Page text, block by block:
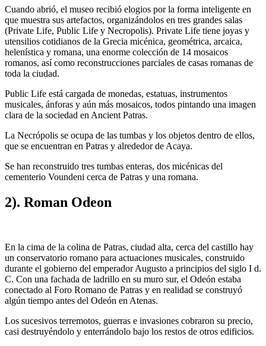
Cuando abrió, el museo recibió elogios por la forma inteligente en
que muestra sus artefactos, organizándolos en tres grandes salas
(Private Life, Public Life y Necropolis). Private Life tiene joyas y
utensilios cotidianos de la Grecia micénica, geométrica, arcaica,
helenística y romana, una enorme colección de 14 mosaicos
romanos, así como reconstrucciones parciales de casas romanas de
toda la ciudad.
Public Life está cargada de monedas, estatuas, instrumentos
musicales, ánforas y aún más mosaicos, todos pintando una imagen
clara de la sociedad en Ancient Patras.
La Necrópolis se ocupa de las tumbas y los objetos dentro de ellos,
que se encuentran en Patras y alrededor de Acaya.
Se han reconstruido tres tumbas enteras, dos micénicas del
cementerio Voundeni cerca de Patras y una romana.
2). Roman Odeon
En la cima de la colina de Patras, ciudad alta, cerca del castillo hay
un conservatorio romano para actuaciones musicales, construido
durante el gobierno del emperador Augusto a principios del siglo I d.
C. Con una fachada de ladrillo en su muro sur, el Odeón estaba
conectado al Foro Romano de Patras y en realidad se construyó
algún tiempo antes del Odeón en Atenas.
Los sucesivos terremotos, guerras e invasiones cobraron su precio,
casi destruyéndolo y enterrándolo bajo los restos de otros edificios.